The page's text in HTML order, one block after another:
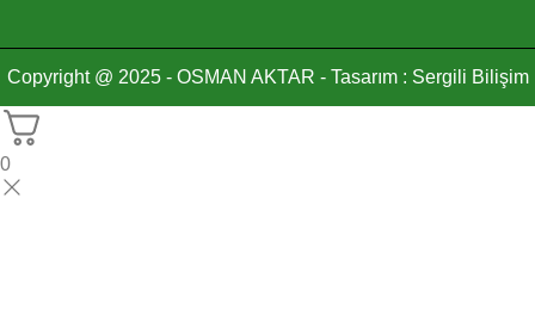
Copyright @ 2025 - OSMAN AKTAR - Tasarım : Sergili Bilişim
0